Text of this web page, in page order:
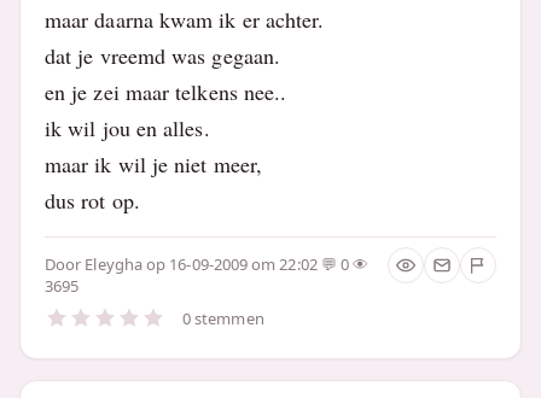
maar daarna kwam ik er achter.
dat je vreemd was gegaan.
en je zei maar telkens nee..
ik wil jou en alles.
maar ik wil je niet meer,
dus rot op.
Door Eleyghaop 16-09-2009 om 22:02
0
3695
0 stemmen